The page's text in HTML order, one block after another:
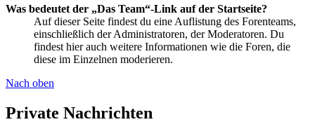
Was bedeutet der „Das Team“-Link auf der Startseite?
Auf dieser Seite findest du eine Auflistung des Forenteams,
einschließlich der Administratoren, der Moderatoren. Du
findest hier auch weitere Informationen wie die Foren, die
diese im Einzelnen moderieren.
Nach oben
Private Nachrichten